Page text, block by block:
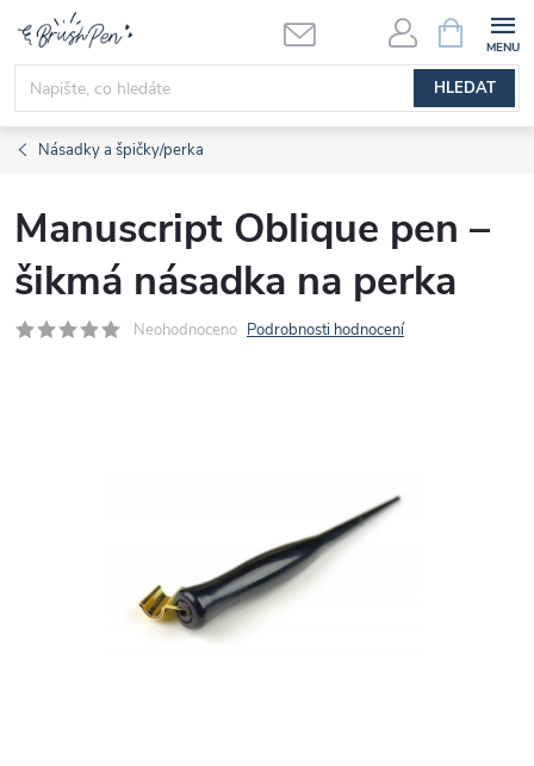
obsah
HLEDAT
NÁKUPNÍ
KOŠÍK
Násadky a špičky/perka
Manuscript Oblique pen –
šikmá násadka na perka
Neohodnoceno Podrobnosti hodnocení